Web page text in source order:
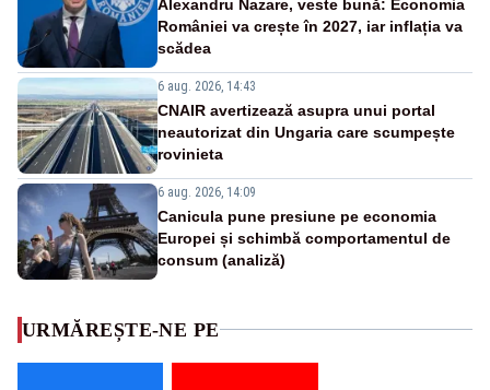
Alexandru Nazare, veste bună: Economia
României va crește în 2027, iar inflația va
scădea
6 aug. 2026, 14:43
CNAIR avertizează asupra unui portal
neautorizat din Ungaria care scumpește
rovinieta
6 aug. 2026, 14:09
Canicula pune presiune pe economia
Europei și schimbă comportamentul de
consum (analiză)
URMĂREȘTE-NE PE